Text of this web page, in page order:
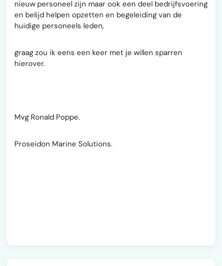
nieuw personeel zijn maar ook een deel bedrijfsvoering
en belijd helpen opzetten en begeleiding van de
huidige personeels leden,
graag zou ik eens een keer met je willen sparren
hierover.
Mvg Ronald Poppe.
Proseidon Marine Solutions.